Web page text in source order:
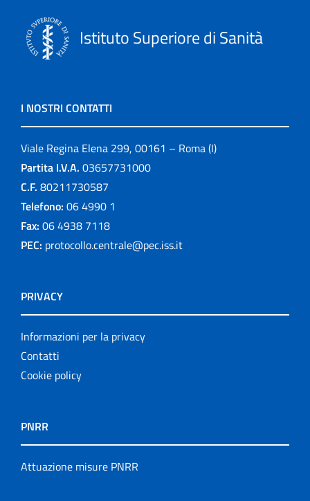
Istituto Superiore di Sanità
I NOSTRI CONTATTI
Viale Regina Elena 299, 00161 – Roma (I)
Partita I.V.A. 03657731000
C.F. 80211730587
Telefono: 06 4990 1
Fax: 06 4938 7118
PEC: protocollo.centrale@pec.iss.it
PRIVACY
Informazioni per la privacy
Contatti
Cookie policy
PNRR
Attuazione misure PNRR